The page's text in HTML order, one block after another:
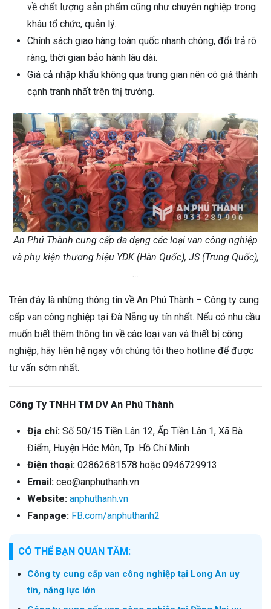
về chất lượng sản phẩm cũng như chuyên nghiệp trong
khâu tổ chức, quản lý.
Chính sách giao hàng toàn quốc nhanh chóng, đổi trả rõ
ràng, thời gian bảo hành lâu dài.
Giá cả nhập khẩu không qua trung gian nên có giá thành
cạnh tranh nhất trên thị trường.
An Phú Thành cung cấp đa dạng các loại van công nghiệp
và phụ kiện thương hiệu YDK (Hàn Quốc), JS (Trung Quốc),
…
Trên đây là những thông tin về An Phú Thành – Công ty cung
cấp van công nghiệp tại Đà Nẵng uy tín nhất. Nếu có nhu cầu
muốn biết thêm thông tin về các loại van và thiết bị công
nghiệp, hãy liên hệ ngay với chúng tôi theo hotline để được
tư vấn sớm nhất.
Công Ty TNHH TM DV An Phú Thành
Địa chỉ: Số 50/15 Tiền Lân 12, Ấp Tiền Lân 1, Xã Bà
Điểm, Huyện Hóc Môn, Tp. Hồ Chí Minh
Điện thoại: 02862681578 hoặc 0946729913
Email: ceo@anphuthanh.vn
Website: anphuthanh.vn
Fanpage: FB.com/anphuthanh2
CÓ THỂ BẠN QUAN TÂM:
Công ty cung cấp van công nghiệp tại Long An uy
tín, năng lực lớn